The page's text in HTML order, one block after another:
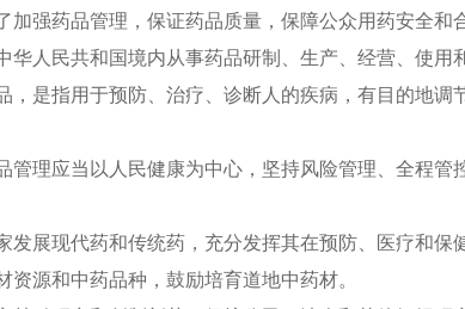
药品管理，保证药品质量，保障公众用药安全和合
民共和国境内从事药品研制、生产、经营、使用和
是指用于预防、治疗、诊断人的疾病，有目的地调
应当以人民健康为中心，坚持风险管理、全程管
现代药和传统药，充分发挥其在预防、医疗和保健
资源和中药品种，鼓励培育道地中药材。